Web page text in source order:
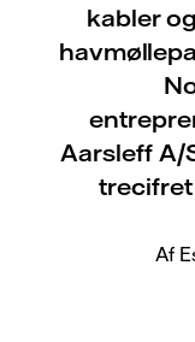
kabler
Aarsleff A/
Af